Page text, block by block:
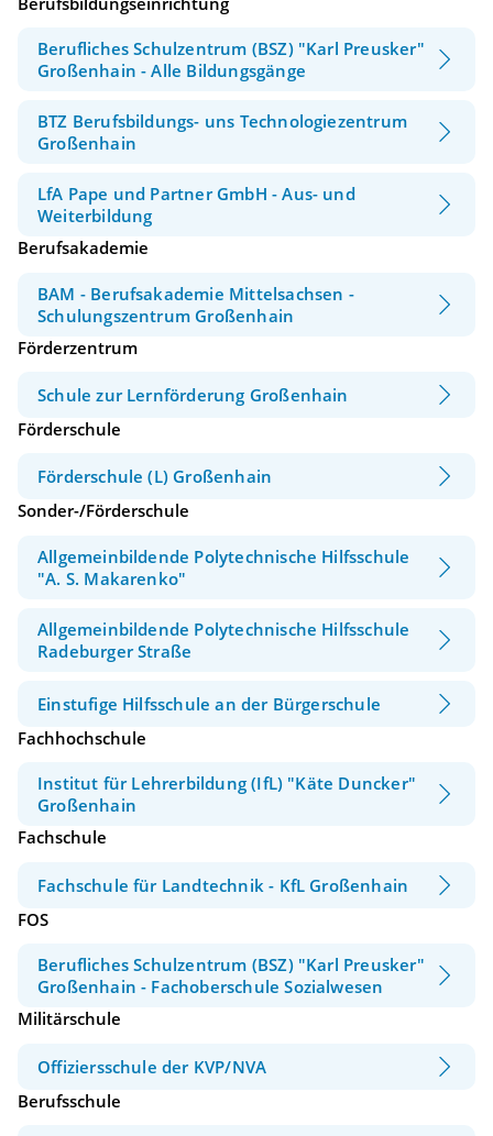
Berufliches Schulzentrum (BSZ) "Karl Preusker"
Großenhain - Alle Bildungsgänge
BTZ Berufsbildungs- uns Technologiezentrum
Großenhain
LfA Pape und Partner GmbH - Aus- und
Weiterbildung
Berufsakademie
BAM - Berufsakademie Mittelsachsen -
Schulungszentrum Großenhain
Förderzentrum
Schule zur Lernförderung Großenhain
Förderschule
Förderschule (L) Großenhain
Sonder-/Förderschule
Allgemeinbildende Polytechnische Hilfsschule
"A. S. Makarenko"
Allgemeinbildende Polytechnische Hilfsschule
Radeburger Straße
Einstufige Hilfsschule an der Bürgerschule
Fachhochschule
Institut für Lehrerbildung (IfL) "Käte Duncker"
Großenhain
Fachschule
Fachschule für Landtechnik - KfL Großenhain
FOS
Berufliches Schulzentrum (BSZ) "Karl Preusker"
Großenhain - Fachoberschule Sozialwesen
Militärschule
Offiziersschule der KVP/NVA
Berufsschule